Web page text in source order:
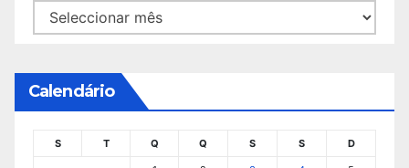
Arquivo
Calendário
S T Q Q S S D